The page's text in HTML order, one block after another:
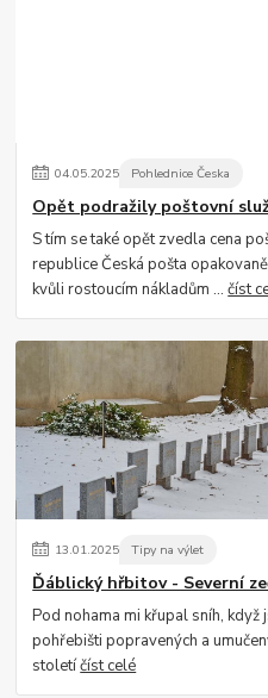
04.05.2025 Pohlednice Česka
Opět podražily poštovní
S tím se také opět zvedla cena
republice Česká pošta
kvůli rostoucím nákladům ...číst
13.01.2025 Tipy na výlet
Ďáblický hřbitov - Severní
Pod nohama mi křupal sníh,
pohřebišti popravených a
stoletíčíst celé